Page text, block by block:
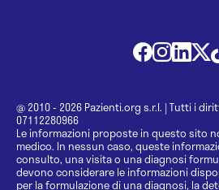
@ 2010 - 2026 Pazienti.org s.r.l. | Tutti i
07112280966
Le informazioni proposte in questo sito
medico. In nessun caso, queste
consulto, una visita o una diagnosi
devono considerare le informazioni
per la formulazione di una diagnosi, la